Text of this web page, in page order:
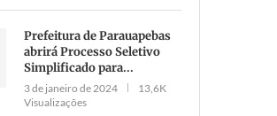
Prefeitura de Parauapebas
abrirá Processo Seletivo
Simplificado para...
3 de janeiro de 2024
13,6K
Visualizações